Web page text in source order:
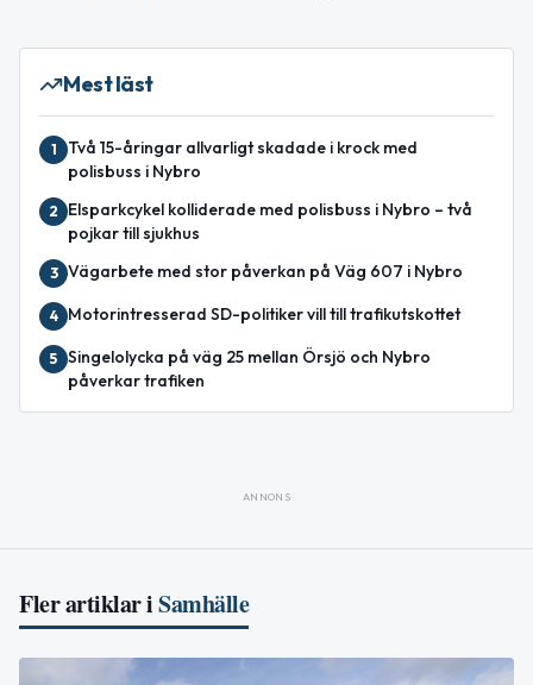
Mest läst
1
Två 15-åringar allvarligt skadade i krock med
polisbuss i Nybro
2
Elsparkcykel kolliderade med polisbuss i Nybro – två
pojkar till sjukhus
3 Vägarbete med stor påverkan på Väg 607 i Nybro
4 Motorintresserad SD-politiker vill till trafikutskottet
5 Singelolycka på väg 25 mellan Örsjö och Nybro
påverkar trafiken
ANNONS
Fler artiklar iSamhälle